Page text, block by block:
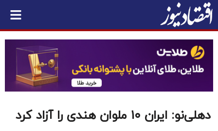
دهلی‌نو: ایران ۱۰ ملوان هندی را آزاد کرد